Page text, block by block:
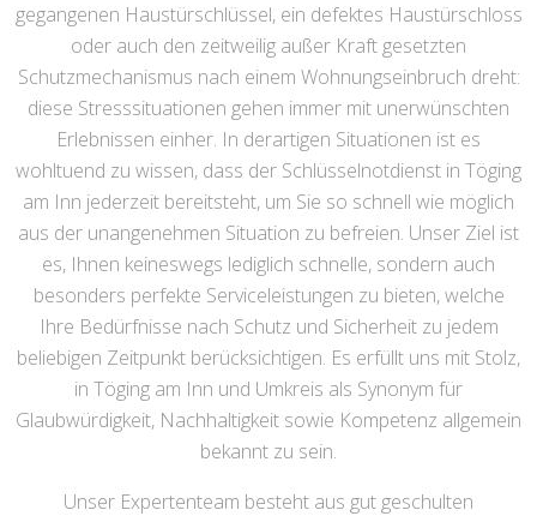
gegangenen Haustürschlüssel, ein defektes Haustürschloss
oder auch den zeitweilig außer Kraft gesetzten
Schutzmechanismus nach einem Wohnungseinbruch dreht:
diese Stresssituationen gehen immer mit unerwünschten
Erlebnissen einher. In derartigen Situationen ist es
wohltuend zu wissen, dass der Schlüsselnotdienst in Töging
am Inn jederzeit bereitsteht, um Sie so schnell wie möglich
aus der unangenehmen Situation zu befreien. Unser Ziel ist
es, Ihnen keineswegs lediglich schnelle, sondern auch
besonders perfekte Serviceleistungen zu bieten, welche
Ihre Bedürfnisse nach Schutz und Sicherheit zu jedem
beliebigen Zeitpunkt berücksichtigen. Es erfüllt uns mit Stolz,
in Töging am Inn und Umkreis als Synonym für
Glaubwürdigkeit, Nachhaltigkeit sowie Kompetenz allgemein
bekannt zu sein.
Unser Expertenteam besteht aus gut geschulten